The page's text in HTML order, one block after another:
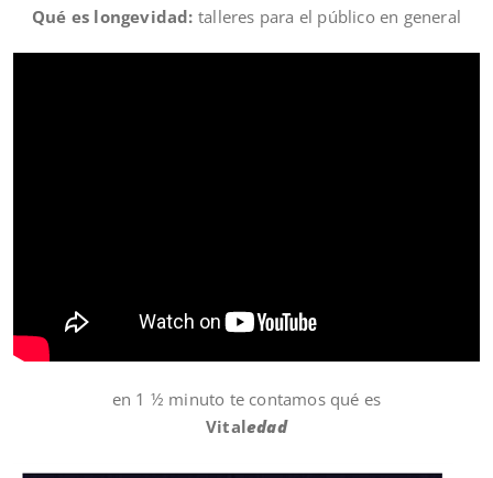
Qué es longevidad: talleres para el público en general
en 1 ½ minuto te contamos qué es
Vitaledad